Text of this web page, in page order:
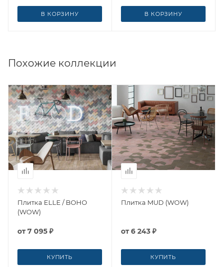
В КОРЗИНУ В КОРЗИНУ
Похожие коллекции
Плитка ELLE / BOHO
(WOW)
от7 095 ₽
КУПИТЬ
Плитка MUD (WOW)
от6 243 ₽
КУПИТЬ